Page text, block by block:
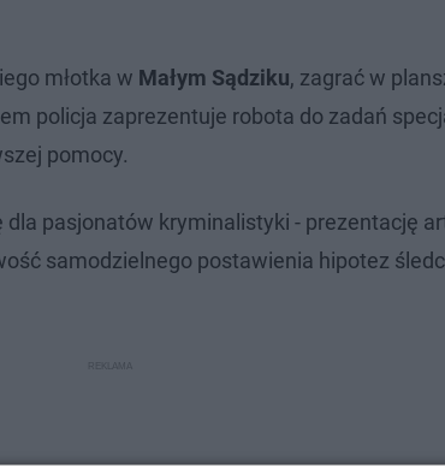
młotka w Małym Sądziku, zagrać w
policja zaprezentuje robota do zadań
pomocy.
pasjonatów kryminalistyki - prezentację
samodzielnego postawienia hipotez